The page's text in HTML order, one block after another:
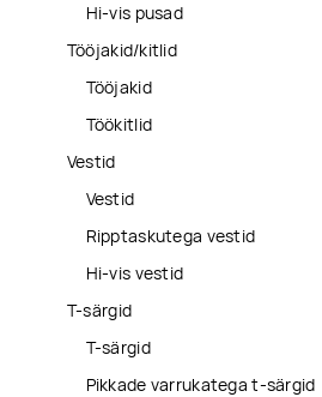
Hi-vis pusad
Tööjakid/kitlid
Tööjakid
Töökitlid
Vestid
Vestid
Ripptaskutega vestid
Hi-vis vestid
T-särgid
T-särgid
Pikkade varrukatega t-särgid